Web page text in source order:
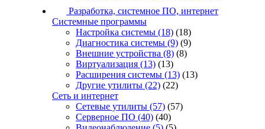
Разработка, системное ПО, интернет
Системные программы
Настройка системы (18) (18)
Диагностика системы (9) (9)
Внешние устройства (8) (8)
Виртуализация (13) (13)
Расширения системы (13) (13)
Другие утилиты (22) (22)
Сеть и интернет
Сетевые утилиты (57) (57)
Серверное ПО (40) (40)